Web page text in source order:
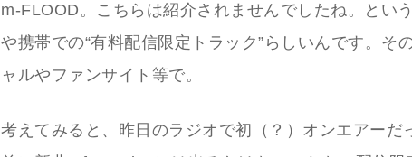
m-FLOOD。こちらは紹介されませんでしたね。とい
や携帯での“有料配信限定トラック”らしいんです。そ
ャルやファンサイト等で。
考えてみると、昨日のラジオで初（？）オンエアーだ